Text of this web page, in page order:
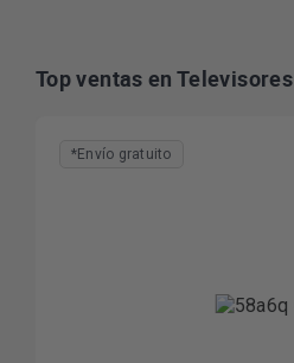
Top ventas en Televisores
*Envío gratuito